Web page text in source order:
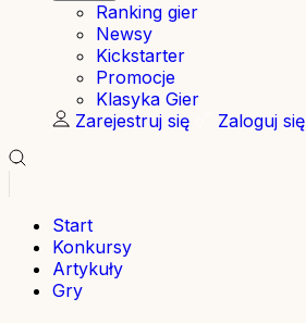
Ranking gier
Newsy
Kickstarter
Promocje
Klasyka Gier
Zarejestruj się
Zaloguj się
Start
Konkursy
Artykuły
Gry